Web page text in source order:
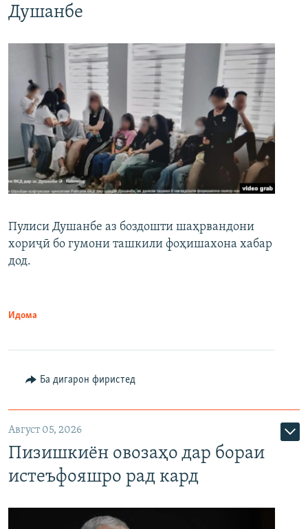
Душанбе
Пулиси Душанбе аз боздошти шаҳрвандони
хориҷӣ бо гумони ташкили фоҳишахона хабар
дод.
Идома
Ба дигарон фиристед
Август 05, 2026
Пизишкиён овозаҳо дар бораи
истеъфояшро рад кард